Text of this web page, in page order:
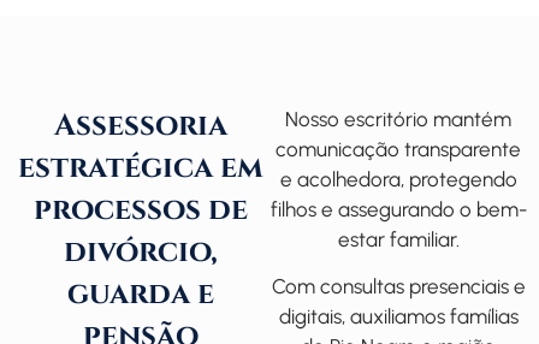
Assessoria
estratégica em
processos de
divórcio,
guarda e
pensão
Nosso escritório mantém
comunicação transparente
e acolhedora, protegendo
filhos e assegurando o bem-
estar familiar.
Com consultas presenciais e
digitais, auxiliamos famílias